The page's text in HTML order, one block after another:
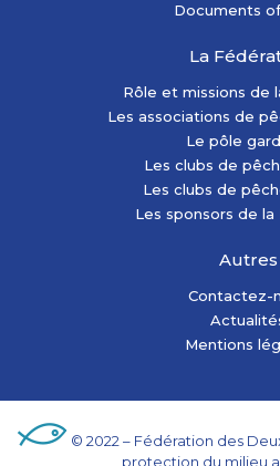
Documents
La
Rôle et missions de
Les associations de
Le pôle
Les clubs de
Les clubs de
Les sponsors de
Autres
Contactez-
Mentions
© 2022 – Fédération des
protection du milieu